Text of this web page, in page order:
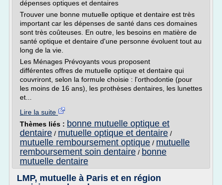
dépenses optiques et dentaires
Trouver une bonne mutuelle optique et dentaire est très
important car les dépenses de santé dans ces domaines
sont très coûteuses. En outre, les besoins en matière de
santé optique et dentaire d'une personne évoluent tout au
long de la vie.
Les Ménages Prévoyants vous proposent
différentes offres de mutuelle optique et dentaire qui
couvriront, selon la formule choisie : l'orthodontie (pour
les moins de 16 ans), les prothèses dentaires, les lunettes
et...
Lire la suite
Thèmes liés : bonne mutuelle optique et
dentaire / mutuelle optique et dentaire /
mutuelle remboursement optique / mutuelle
remboursement soin dentaire / bonne
mutuelle dentaire
LMP, mutuelle à Paris et en région